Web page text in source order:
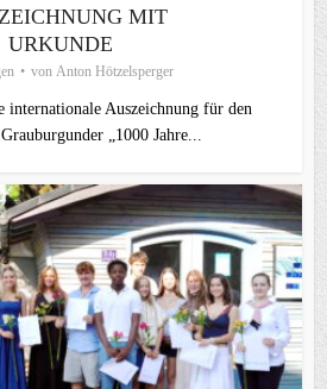
MIT
URKUNDE
von Anton Hötzelsperger
internationale Auszeichnung für den
„1000 Jahre...